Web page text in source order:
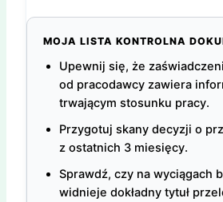
MOJA LISTA KONTROLNA
Upewnij się, że
od pracodawcy zawiera
trwającym stosunku pracy.
Przygotuj skany decyzji o
z ostatnich 3 miesięcy.
Sprawdź, czy na wyciągach
widnieje dokładny tytuł